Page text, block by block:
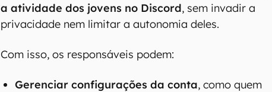
a atividade dos jovens no Discord, sem invadir a
privacidade nem limitar a autonomia deles.
Com isso, os responsáveis podem:
Gerenciar configurações da conta, como quem